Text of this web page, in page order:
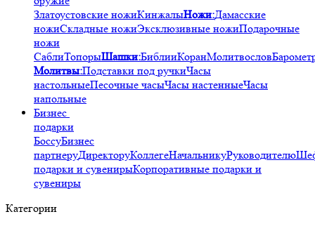
Златоустовские ножиКинжалыНожи:Дамасские
ножиСкладные ножиЭксклюзивные ножиПодарочные
ножи
СаблиТопорыШашки:БиблииКоранМолитвослов
Молитвы:Подставки под ручкиЧасы
настольныеПесочные часыЧасы настенныеЧасы
напольные
Бизнес
подарки
БоссуБизнес
партнеруДиректоруКоллегеНачальникуРуководителю
подарки и сувенирыКорпоративные подарки и
сувениры
Категории